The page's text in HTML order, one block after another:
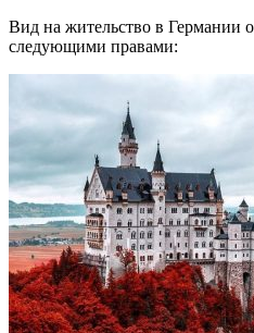
Вид на жительство в Германии
следующими правами: